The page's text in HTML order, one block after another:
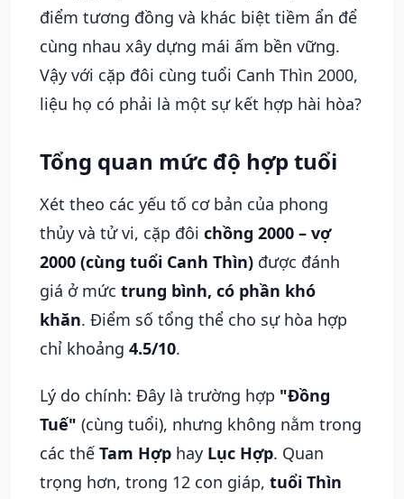
điểm tương đồng và khác biệt tiềm ẩn để
cùng nhau xây dựng mái ấm bền vững.
Vậy với cặp đôi cùng tuổi Canh Thìn 2000,
liệu họ có phải là một sự kết hợp hài hòa?
Tổng quan mức độ hợp tuổi
Xét theo các yếu tố cơ bản của phong
thủy và tử vi, cặp đôi chồng 2000 – vợ
2000 (cùng tuổi Canh Thìn) được đánh
giá ở mức trung bình, có phần khó
khăn. Điểm số tổng thể cho sự hòa hợp
chỉ khoảng 4.5/10.
Lý do chính: Đây là trường hợp "Đồng
Tuế" (cùng tuổi), nhưng không nằm trong
các thế Tam Hợp hay Lục Hợp. Quan
trọng hơn, trong 12 con giáp, tuổi Thìn